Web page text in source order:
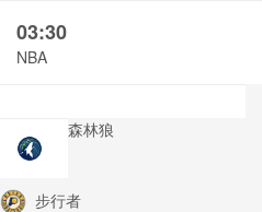
03:30
NBA
森林狼
步行者